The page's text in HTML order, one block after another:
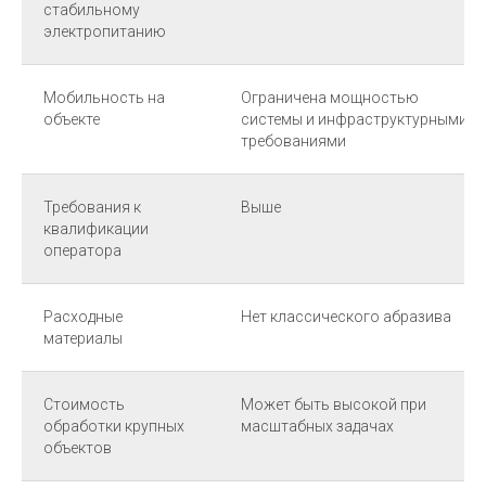
стабильному
электропитанию
Мобильность на
объекте
Ограничена мощностью
системы и инфраструктурными
требованиями
Требования к
квалификации
оператора
Выше
Расходные
материалы
Нет классического абразива
Стоимость
обработки крупных
объектов
Может быть высокой при
масштабных задачах